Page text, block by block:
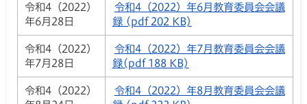
令和4（2022）
年6月28日
令和4（2022）年6月教育委員会会議
録 (pdf 202 KB)
令和4（2022）
年7月28日
令和4（2022）年7月教育委員会会議
録(pdf 188 KB)
令和4（2022）
令和4（2022）年8月教育委員会会議